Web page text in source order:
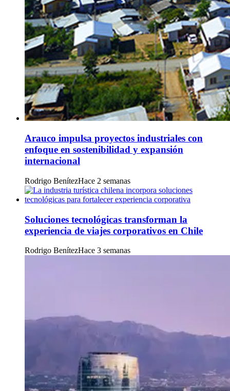
Arauco impulsa proyectos industriales con
enfoque en sostenibilidad y expansión
internacional
Rodrigo BenítezHace 2 semanas
Soluciones tecnológicas transforman la
experiencia de viajes corporativos en Chile
Rodrigo BenítezHace 3 semanas